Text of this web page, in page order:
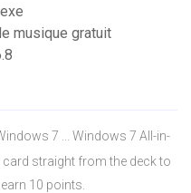
musique gratuit
7 ... Windows 7 All-in-
card straight from the deck to
10 points.